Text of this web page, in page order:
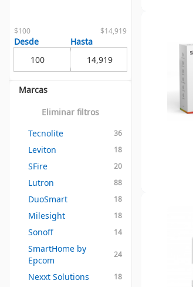
$100 $14,919
Desde Hasta
Marcas
Eliminar filtros
Tecnolite
36
Leviton 18
SFire 20
Lutron 88
DuoSmart 18
Milesight 18
Sonoff 14
SmartHome by
Epcom
24
Nexxt Solutions 18